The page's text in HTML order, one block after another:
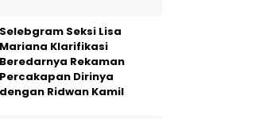
Selebgram Seksi Lisa
Mariana Klarifikasi
Beredarnya Rekaman
Percakapan Dirinya
dengan Ridwan Kamil